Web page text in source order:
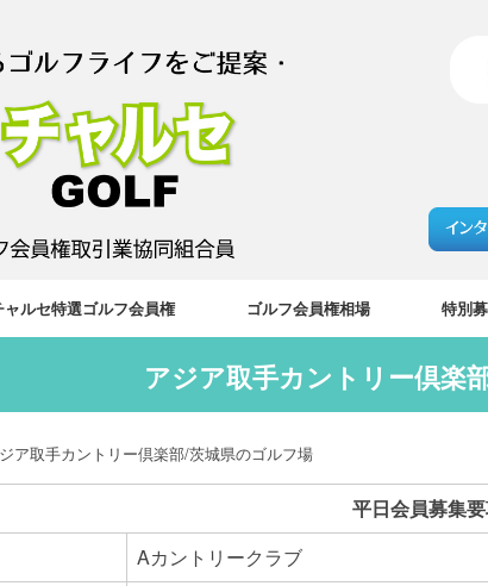
ャルセ特選ゴルフ会員権 ゴルフ会員権相場 特別
アジア取手カントリー倶楽
ア取手カントリー倶楽部/茨城県のゴルフ場
平日会員募集
Aカントリークラブ